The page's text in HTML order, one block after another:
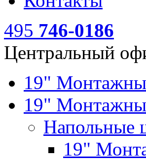
495 746-0186
Центральный
19"
19"
Напольные
19"